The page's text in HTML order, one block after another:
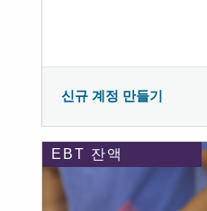
신규 계정 만들기
EBT 잔액